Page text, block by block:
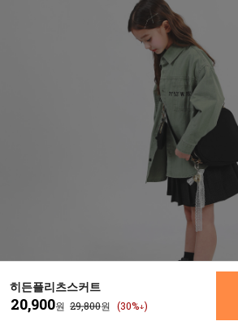
히든플리츠스커트
20,900원 29,800원 (30%↓)